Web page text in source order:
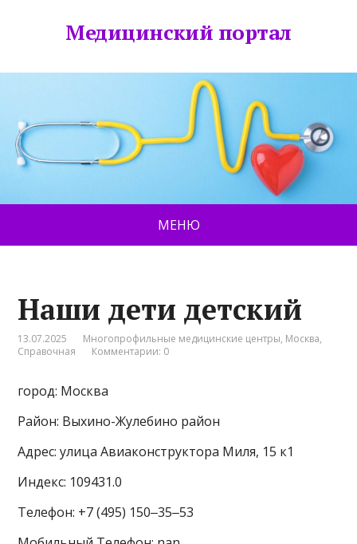
Медицинский портал
МЕНЮ
Наши дети детский
13.07.2025 Многопрофильные медицинские центры, Москва,
Справочная
Комментарии: 0
город: Москва
Район: Выхино-Жулебино район
Адрес: улица Авиаконструктора Миля, 15 к1
Индекс: 109431.0
Телефон: +7 (495) 150‒35‒53